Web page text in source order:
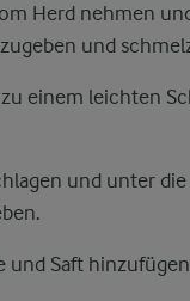
Herd nehmen
und
einem leichten
und unter
und Saft